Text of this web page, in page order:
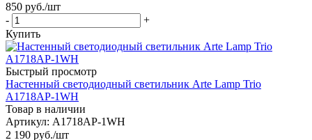
850 руб./шт
-
+
Купить
Быстрый просмотр
Настенный светодиодный светильник Arte Lamp Trio
A1718AP-1WH
Товар в наличии
Артикул: A1718AP-1WH
2 190 руб./шт